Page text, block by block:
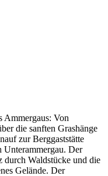
Ammergaus: Von
die sanften Grashänge
zur Berggaststätte
Unterammergau. Der
durch Waldstücke und die
Gelände. Der